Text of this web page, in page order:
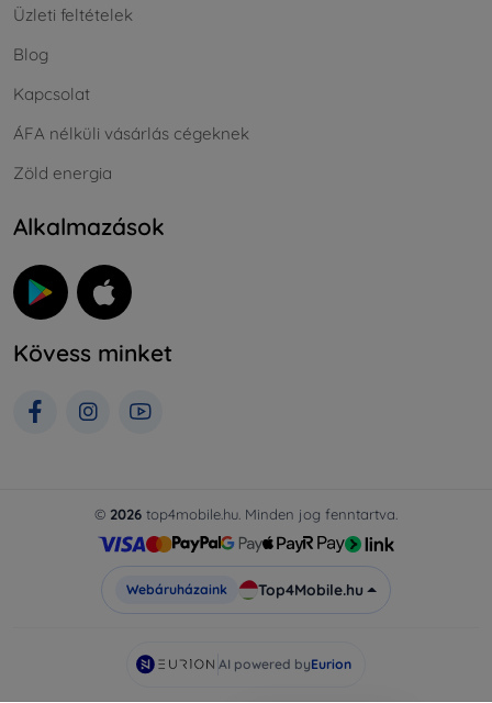
Üzleti feltételek
Blog
Kapcsolat
ÁFA nélküli vásárlás cégeknek
Zöld energia
Alkalmazások
Kövess minket
© 2026 top4mobile.hu. Minden jog fenntartva.
Webáruházaink Top4Mobile.hu
AI powered byEurion